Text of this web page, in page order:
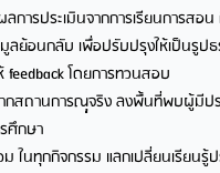
การประเมินจากการเรียนการสอ
ลย้อนกลับ เพื่อปรับปรุงให้เป็นรูป
feedbackโดยการทวนสอบ
ากสถานการณฺฺฺจริง ลงพื้นที่พบผู้มี
ศึกษา
ในทุกกิจกรรม แลกเปลี่ยนเรียน